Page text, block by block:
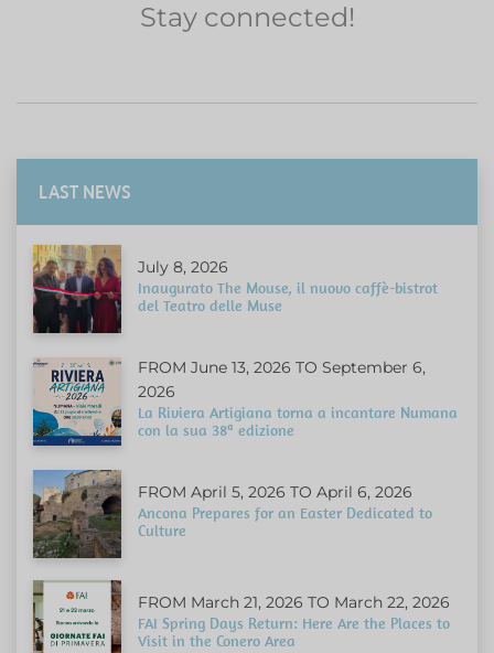
Stay connected!
LAST NEWS
July 8, 2026
Inaugurato The Mouse, il nuovo caffè-bistrot
del Teatro delle Muse
FROM June 13, 2026 TO September 6,
2026
La Riviera Artigiana torna a incantare Numana
con la sua 38ª edizione
FROM April 5, 2026 TO April 6, 2026
Ancona Prepares for an Easter Dedicated to
Culture
FROM March 21, 2026 TO March 22, 2026
FAI Spring Days Return: Here Are the Places to
Visit in the Conero Area